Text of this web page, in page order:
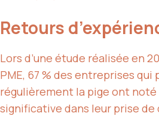
Retours
Lors d’une étude réalisée en
PME, 67 % des entreprises
régulièrement la pige ont
significative dans leur prise